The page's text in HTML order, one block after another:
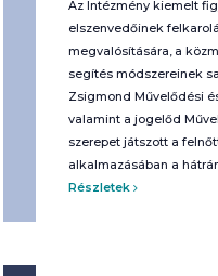
Az Intézmény kiemelt
elszenvedőinek
megvalósítására, a
segítés módszereinek
Zsigmond Művelődési
valamint a jogelőd
szerepet játszott a
alkalmazásában a
Részletek